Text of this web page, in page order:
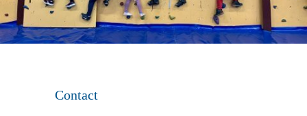
Contact